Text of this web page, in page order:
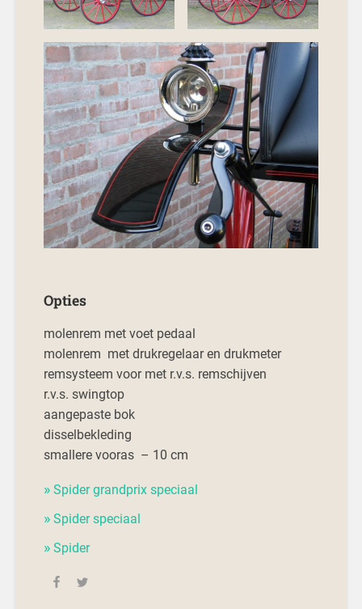
Opties
molenrem met voet pedaal
molenrem met drukregelaar en drukmeter
remsysteem voor met r.v.s. remschijven
r.v.s. swingtop
aangepaste bok
disselbekleding
smallere vooras – 10 cm
Spider grandprix speciaal
Spider speciaal
Spider